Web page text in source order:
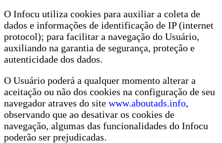
O Infocu utiliza cookies para auxiliar a coleta de
dados e informações de identificação de IP (internet
protocol); para facilitar a navegação do Usuário,
auxiliando na garantia de segurança, proteção e
autenticidade dos dados.
O Usuário poderá a qualquer momento alterar a
aceitação ou não dos cookies na configuração de seu
navegador atraves do site www.aboutads.info,
observando que ao desativar os cookies de
navegação, algumas das funcionalidades do Infocu
poderão ser prejudicadas.